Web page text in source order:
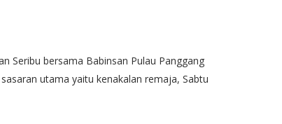
Seribu bersama Babinsan Pulau Panggang
utama yaitu kenakalan remaja, Sabtu